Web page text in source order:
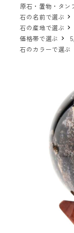
原石・置物・タン
石の名前で選ぶ
石の産地で選ぶ
価格帯で選ぶ
石のカラーで選ぶ